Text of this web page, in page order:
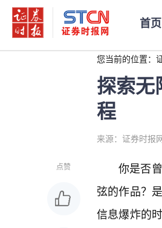
首页
您当前的位置：
探索无
程
来源：证券时报
点赞
你是否
弦的作品？
信息爆炸的